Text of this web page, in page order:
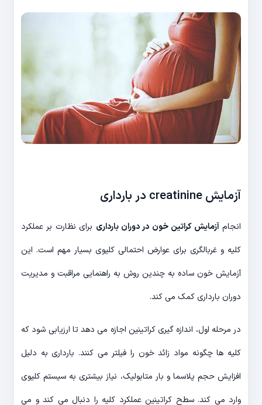
آزمایش creatinine در بارداری
انجامآزمایش کراتین خون در دوران بارداری برای نظارت بر عملکرد
کلیه و غربالگری برای عوارض احتمالی کلیوی بسیار مهم است. این
آزمایش خون ساده به چندین روش به راهنمایی مراقبت و مدیریت
دوران بارداری کمک می کند.
در مرحله اول، اندازه گیری کراتینین اجازه می دهد تا ارزیابی شود که
کلیه ها چگونه مواد زائد خون را فیلتر می کنند. بارداری به دلیل
افزایش حجم پلاسما و بار متابولیک، نیاز بیشتری به سیستم کلیوی
وارد می کند. سطح کراتینین عملکرد کلیه را دنبال می کند و می